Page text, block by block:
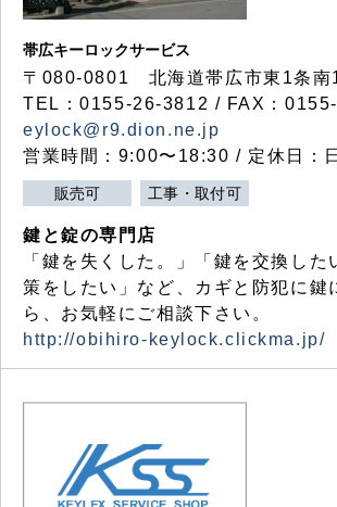
帯広キーロックサービス
〒080-0801 北海道帯広市東1条南
TEL：0155-26-3812 / FAX：
eylock@r9.dion.ne.jp
営業時間：9:00〜18:30 / 定休日：
販売可 工事・取付可
鍵と錠の専門店
「鍵を失くした。」「鍵を交換した
策をしたい」など、カギと防犯に鍵
ら、お気軽にご相談下さい。
http://obihiro-keylock.clickma.jp/